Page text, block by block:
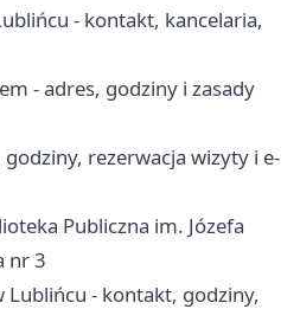
- kontakt, kancelaria,
- adres, godziny i zasady
rezerwacja wizyty i e-
Publiczna im. Józefa
nr 3
- kontakt, godziny,